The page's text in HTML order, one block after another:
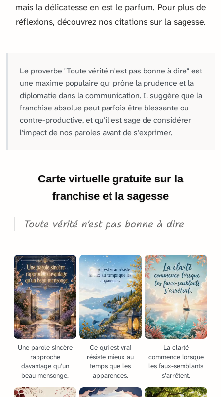
mais la délicatesse en est le parfum. Pour plus de
réflexions, découvrez nos citations sur la sagesse.
Le proverbe "Toute vérité n'est pas bonne à dire" est
une maxime populaire qui prône la prudence et la
diplomatie dans la communication. Il suggère que la
franchise absolue peut parfois être blessante ou
contre-productive, et qu'il est sage de considérer
l'impact de nos paroles avant de s'exprimer.
Carte virtuelle gratuite sur la
franchise et la sagesse
Toute vérité n'est pas bonne à dire
Une parole sincère
rapproche
davantage qu’un
beau mensonge.
Ce qui est vrai
résiste mieux au
temps que les
apparences.
La clarté
commence lorsque
les faux-semblants
s’arrêtent.